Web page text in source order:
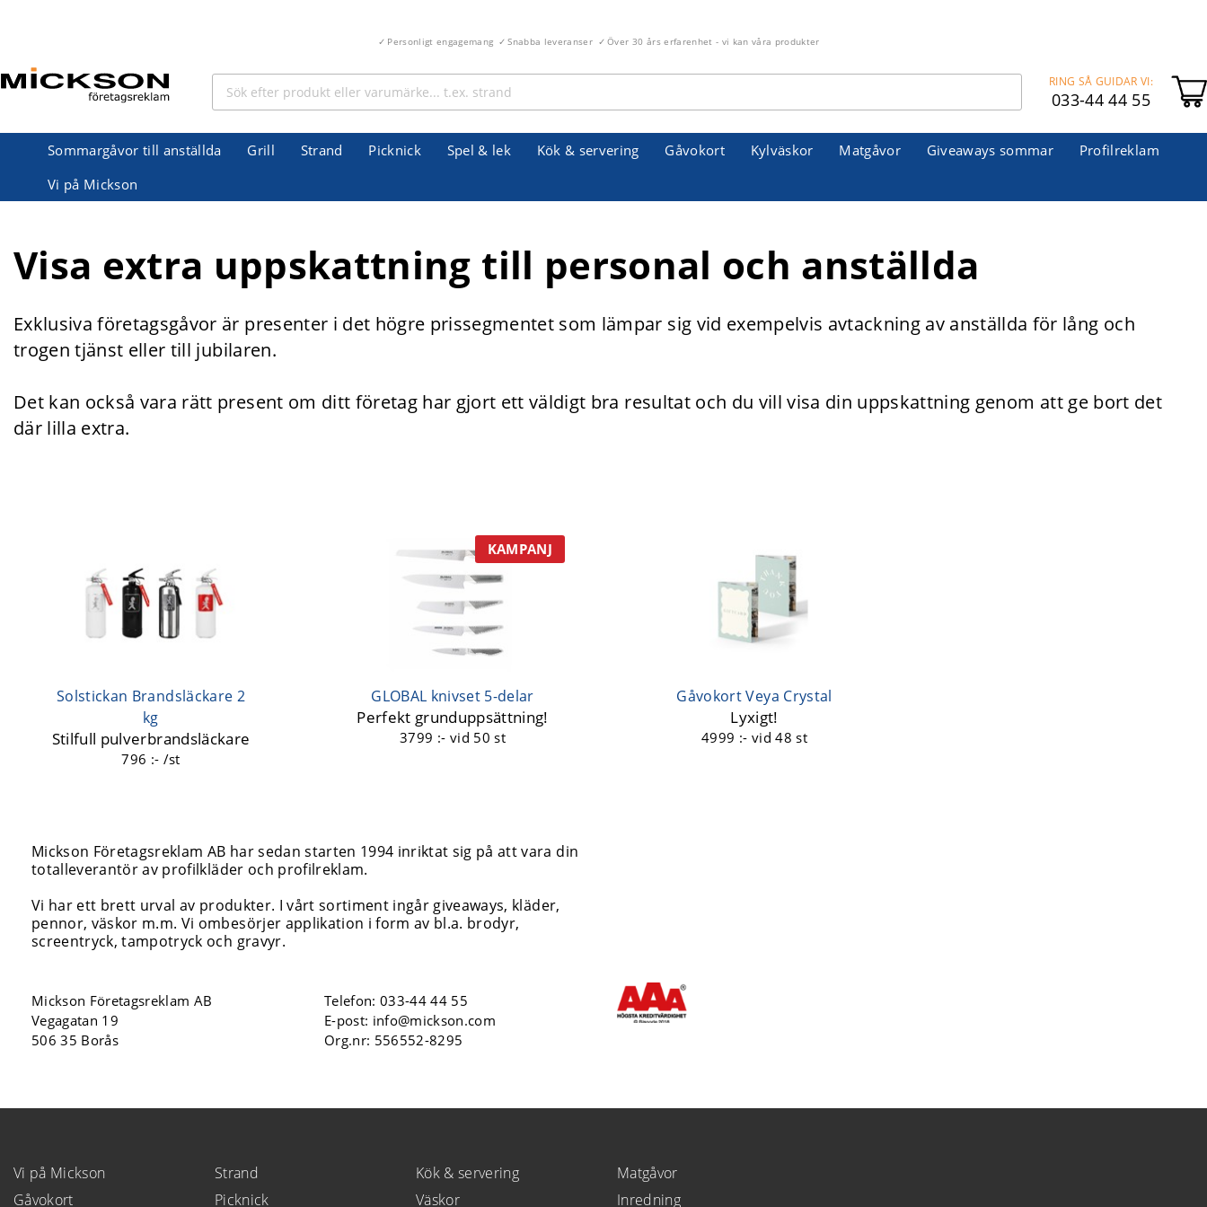
Personligt engagemang Snabba leveranser Över 30 års erfarenhet - vi kan våra produkter
RING SÅ GUIDAR VI:
033-44 44 55
Sommargåvor till anställda Grill Strand Picknick Spel & lek Kök & servering Gåvokort Kylväskor Matgåvor Giveaways sommar
Profilreklam
Vi på Mickson
Visa extra uppskattning till personal och anställda
Exklusiva företagsgåvor är presenter i det högre prissegmentet som lämpar sig vid exempelvis avtackning av anställda för lång och
trogen tjänst eller till jubilaren.
Det kan också vara rätt present om ditt företag har gjort ett väldigt bra resultat och du vill visa din uppskattning genom att ge bort det
där lilla extra.
Solstickan Brandsläckare 2
kg
Stilfull pulverbrandsläckare
796 :- /st
KAMPANJ
GLOBAL knivset 5-delar
Perfekt grunduppsättning!
3799 :- vid 50 st
Gåvokort Veya Crystal
Lyxigt!
4999 :- vid 48 st
Mickson Företagsreklam AB har sedan starten 1994 inriktat sig på att vara din
totalleverantör av profilkläder och profilreklam.
Vi har ett brett urval av produkter. I vårt sortiment ingår giveaways, kläder,
pennor, väskor m.m. Vi ombesörjer applikation i form av bl.a. brodyr,
screentryck, tampotryck och gravyr.
Mickson Företagsreklam AB
Vegagatan 19
506 35 Borås
Telefon:033-44 44 55
E-post: info@mickson.com
Org.nr: 556552-8295
Vi på Mickson
Gåvokort
Strand
Picknick
Kök & servering
Väskor
Matgåvor
Inredning